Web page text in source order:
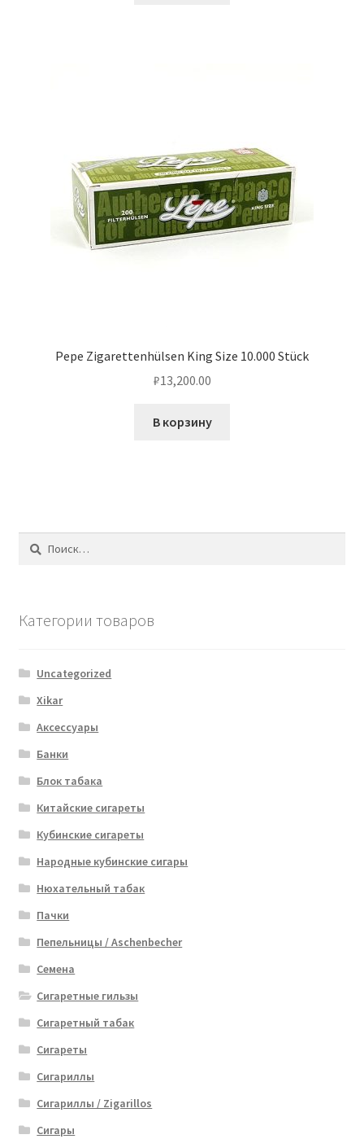
Pepe Zigarettenhülsen King Size 10.000 Stück
₽13,200.00
В корзину
Найти:
Категории товаров
Uncategorized
Xikar
Аксессуары
Банки
Блок табака
Китайские сигареты
Кубинские сигареты
Народные кубинские сигары
Нюхательный табак
Пачки
Пепельницы / Aschenbecher
Семена
Сигаретные гильзы
Сигаретный табак
Сигареты
Сигариллы
Сигариллы / Zigarillos
Сигары